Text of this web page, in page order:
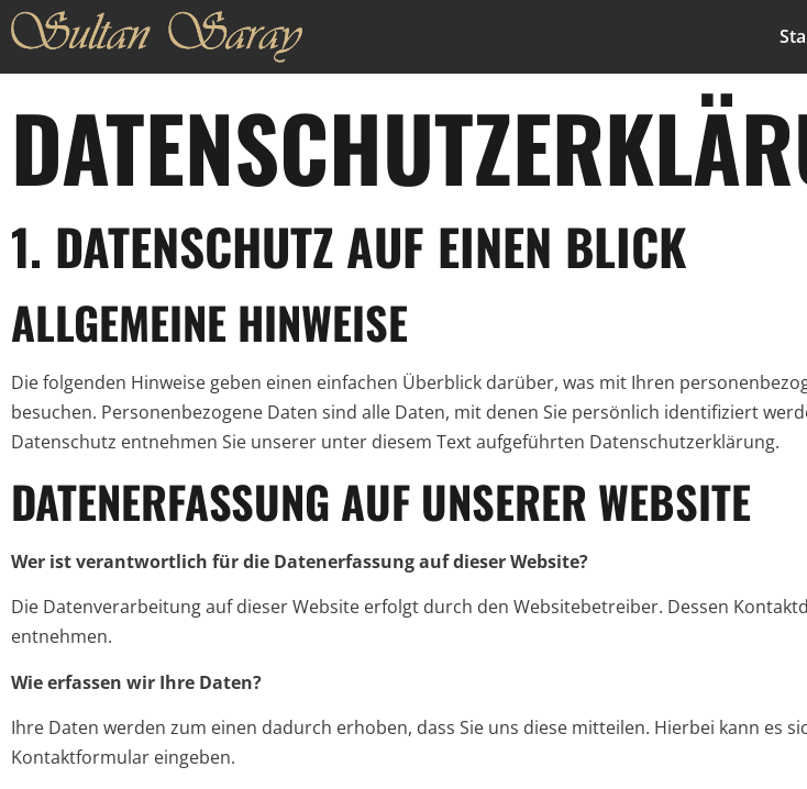
1. DATENSCHUTZ AUF EINEN BLICK
ALLGEMEINE HINWEISE
Die folgenden Hinweise geben einen einfachen Überblick darüber, was mit Ihren
besuchen. Personenbezogene Daten sind alle Daten, mit denen Sie persönlich identifiziert
Datenschutz entnehmen Sie unserer unter diesem Text aufgeführten Datenschutzerklärung.
DATENERFASSUNG AUF UNSERER WEBSITE
Wer ist verantwortlich für die Datenerfassung auf dieser Website?
Die Datenverarbeitung auf dieser Website erfolgt durch den Websitebetreiber. Dessen
entnehmen.
Wie erfassen wir Ihre Daten?
Ihre Daten werden zum einen dadurch erhoben, dass Sie uns diese mitteilen. Hierbei kann es
Kontaktformular eingeben.